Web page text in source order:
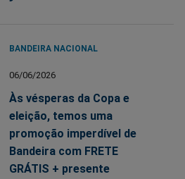
BANDEIRA NACIONAL
06/06/2026
Às vésperas da Copa e
eleição, temos uma
promoção imperdível de
Bandeira com FRETE
GRÁTIS + presente